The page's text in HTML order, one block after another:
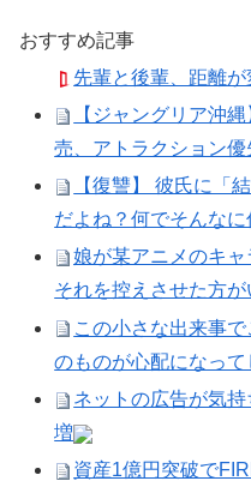
おすすめ記事
先輩と後輩、距離
【ジャングリア沖
売、アトラクション優
【復讐】 彼氏に「
だよね？何でそんなに
娘が某アニメのキャ
それを控えさせた方が
この小さな出来事
のものが心配になって
ネットの広告が気
増
資産1億円突破で